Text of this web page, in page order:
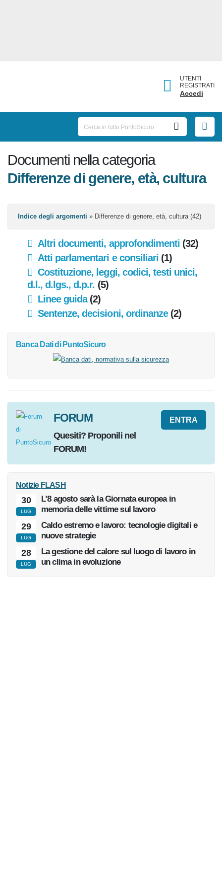
UTENTI
REGISTRATI
Accedi
Documenti nella categoria
Differenze di genere, età,
Indice degli argomenti » Differenze di genere, età, cultura (42)
Altri documenti, approfondimenti(32)
Atti parlamentari e consiliari(1)
Costituzione, leggi, codici, testi unici,
d.l., d.lgs., d.p.r.(5)
Linee guida(2)
di PuntoSicuro
FORUM
NotizieFLASH
30
LUG
L’8 agosto sarà la Giornata europea in
memoria delle vittime sul lavoro
29
LUG
Caldo estremo e lavoro: tecnologie digitali e
nuove strategie